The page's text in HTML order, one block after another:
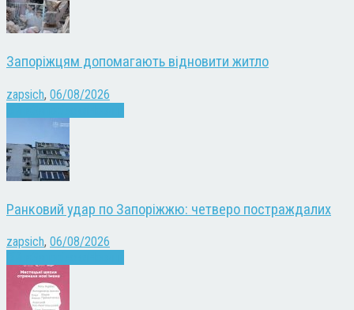
Запоріжцям допомагають відновити житло
zapsich, 06/08/2026
Ранковий удар по Запоріжжю: четверо постраждалих
zapsich, 06/08/2026